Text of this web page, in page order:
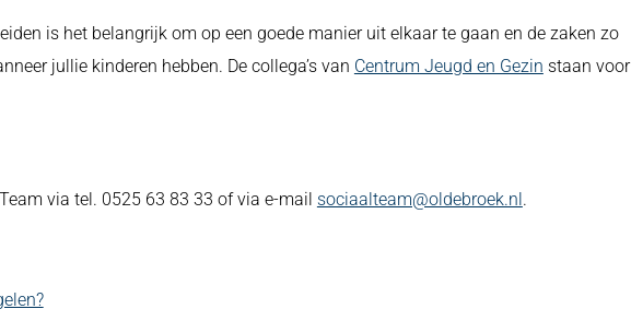
is het belangrijk om op een goede manier uit elkaar te gaan en de zaken zo
jullie kinderen hebben. De collega’s van Centrum Jeugd en Gezin staan voor
via tel. 0525 63 83 33 of via e-mail sociaalteam@oldebroek.nl.